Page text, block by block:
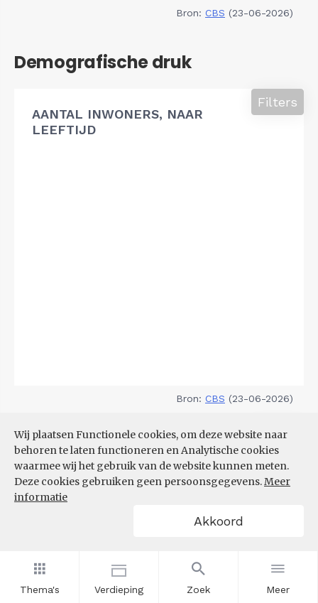
Thema's Verdieping Zoek Meer
Wij plaatsen Functionele cookies, om deze website naar
behoren te laten functioneren en Analytische cookies
waarmee wij het gebruik van de website kunnen meten.
Deze cookies gebruiken geen persoonsgegevens.Meer
informatie
Akkoord
Bron: CBS (23-06-2026)
Demografische druk
AANTAL INWONERS, NAAR
LEEFTIJD
Filters
Bron: CBS (23-06-2026)
DEMOGRAFISCHE DRUK
Filters